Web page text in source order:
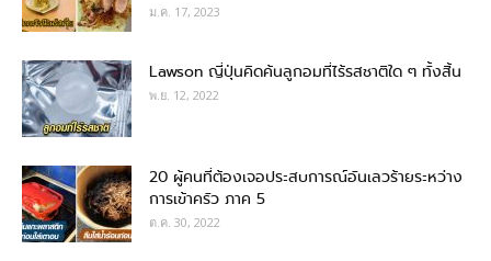
ม.ค. 17, 2023
Lawson ญี่ปุ่นคิดค้นลูกอมที่ไร้รสชาติใด ๆ ทั้งสิ้น
พ.ย. 12, 2022
20 ผู้คนที่ต้องเจอประสบการณ์อันเลวร้ายระหว่าง
การเข้าครัว ภาค 5
ต.ค. 30, 2022